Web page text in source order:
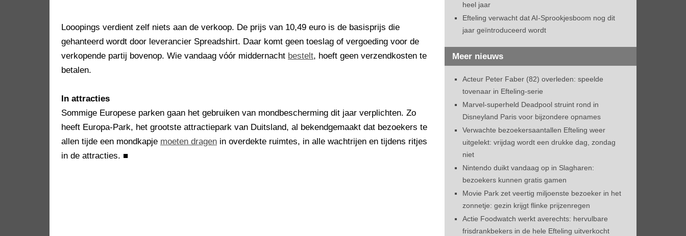
Looopings verdient zelf niets aan de verkoop. De prijs van 10,49 euro is de basisprijs die
gehanteerd wordt door leverancier Spreadshirt. Daar komt geen toeslag of vergoeding voor de
verkopende partij bovenop. Wie vandaag vóór middernacht bestelt, hoeft geen verzendkosten te
betalen.
In attracties
Sommige Europese parken gaan het gebruiken van mondbescherming dit jaar verplichten. Zo
heeft Europa-Park, het grootste attractiepark van Duitsland, al bekendgemaakt dat bezoekers te
allen tijde een mondkapje moeten dragen in overdekte ruimtes, in alle wachtrijen en tijdens ritjes
in de attracties. ■
heel jaar
Efteling verwacht dat AI-Sprookjesboom nog dit
jaar geïntroduceerd wordt
Meer nieuws
Acteur Peter Faber (82) overleden: speelde
tovenaar in Efteling-serie
Marvel-superheld Deadpool struint rond in
Disneyland Paris voor bijzondere opnames
Verwachte bezoekersaantallen Efteling weer
uitgelekt: vrijdag wordt een drukke dag, zondag
niet
Nintendo duikt vandaag op in Slagharen:
bezoekers kunnen gratis gamen
Movie Park zet veertig miljoenste bezoeker in het
zonnetje: gezin krijgt flinke prijzenregen
Actie Foodwatch werkt averechts: hervulbare
frisdrankbekers in de hele Efteling uitverkocht